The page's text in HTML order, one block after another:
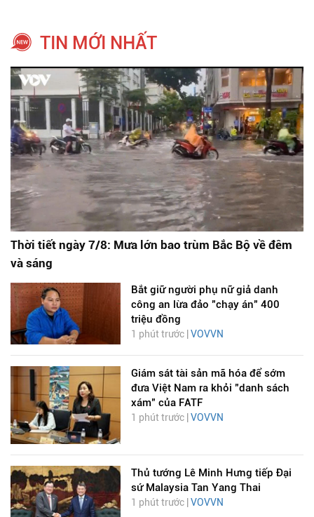
TIN MỚI NHẤT
Thời tiết ngày 7/8: Mưa lớn bao trùm Bắc Bộ về đêm
và sáng
Bắt giữ người phụ nữ giả danh
công an lừa đảo "chạy án" 400
triệu đồng
1 phút trước | VOVVN
Giám sát tài sản mã hóa để sớm
đưa Việt Nam ra khỏi "danh sách
xám" của FATF
1 phút trước | VOVVN
Thủ tướng Lê Minh Hưng tiếp Đại
sứ Malaysia Tan Yang Thai
1 phút trước | VOVVN